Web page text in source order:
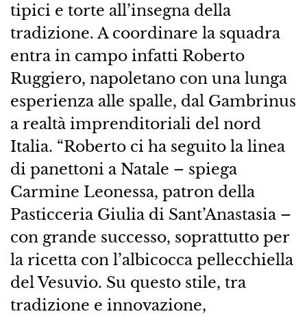
tipici e torte all’insegna della
tradizione. A coordinare la squadra
entra in campo infatti Roberto
Ruggiero, napoletano con una lunga
esperienza alle spalle, dal Gambrinus
a realtà imprenditoriali del nord
Italia. “Roberto ci ha seguito la linea
di panettoni a Natale – spiega
Carmine Leonessa, patron della
Pasticceria Giulia di Sant’Anastasia –
con grande successo, soprattutto per
la ricetta con l’albicocca pellecchiella
del Vesuvio. Su questo stile, tra
tradizione e innovazione,